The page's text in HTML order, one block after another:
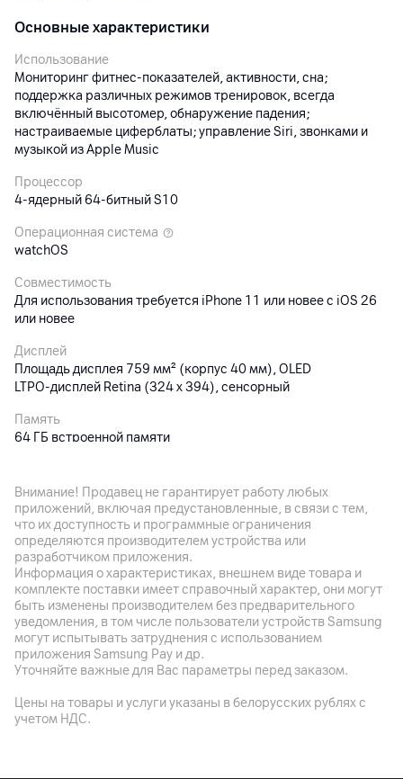
Основные характеристики
Использование
Мониторинг фитнес‑показателей, активности, сна;
поддержка различных режимов тренировок, всегда
включённый высотомер, обнаружение падения;
настраиваемые циферблаты; управление Siri, звонками и
музыкой из Apple Music
Процессор
4-ядерный 64‑битный S10
Операционная система
watchOS
Совместимость
Для использования требуется iPhone 11 или новее с iOS 26
или новее
Дисплей
Площадь дисплея 759 мм² (корпус 40 мм), OLED
LTPO‑дисплей Retina (324 х 394), сенсорный
Память
64 ГБ встроенной памяти
Освещенности, температуры, акселерометр, гироскоп,
высотомер, оптический датчик сердечного ритма (2-го
поколения); компас
Дополнительно
Bluetooth 5.3, Wi-Fi 4 (2,4 ГГц); GPS, GLONASS, Galileo, QZSS,
BeiDou; защита от воды WR50
Аккумулятор
Батарея
Время работы
Внимание! Продавец не гарантирует работу любых
приложений, включая предустановленные, в связи с тем,
что их доступность и программные ограничения
определяются производителем устройства или
разработчиком приложения.
Информация о характеристиках, внешнем виде товара и
комплекте поставки имеет справочный характер, они могут
быть изменены производителем без предварительного
уведомления, в том числе пользователи устройств Samsung
могут испытывать затруднения с использованием
приложения Samsung Pay и др.
Уточняйте важные для Вас параметры перед заказом.
Цены на товары и услуги указаны в белорусских рублях с
учетом НДС.